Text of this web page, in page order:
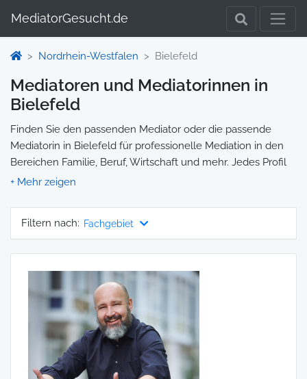
MediatorGesucht.de
Nordrhein-Westfalen Bielefeld
Mediatoren und Mediatorinnen in
Bielefeld
Finden Sie den passenden Mediator oder die passende
Mediatorin in Bielefeld für professionelle Mediation in den
Bereichen Familie, Beruf, Wirtschaft und mehr. Jedes Profil
enthält Informationen zu Qualifikationen und
Ihre Mediation auswählen und direkt kontaktieren können.
Wir selbst vermitteln keine Mediationen, sondern stellen die
Filtern nach: Fachgebiet